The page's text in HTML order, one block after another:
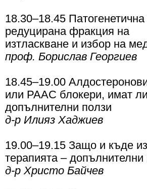
18.30–18.45
редуцирана фракция на
изтласкване и избор на
проф. Борислав Георгиев
18.45–19.00
или РААС блокери, имат ли
допълнителни ползи
д-р Илияз Хаджиев
19.00–19.15 Защо и къде
терапията – допълнителни
д-р Христо Байчев